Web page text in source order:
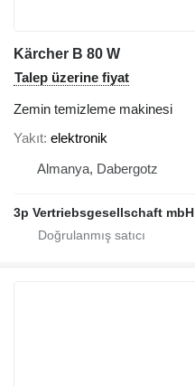
Kärcher B 80 W
Talep üzerine fiyat
Zemin temizleme makinesi
Yakıt elektronik
Almanya, Dabergotz
3p Vertriebsgesellschaft mbH